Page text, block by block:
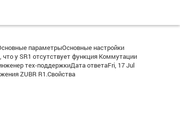
параметрыОсновные настройки
у SR1 отсутствует функция Коммутации
тех-поддержкиДата ответаFri, 17 Jul
ZUBR R1.Свойства